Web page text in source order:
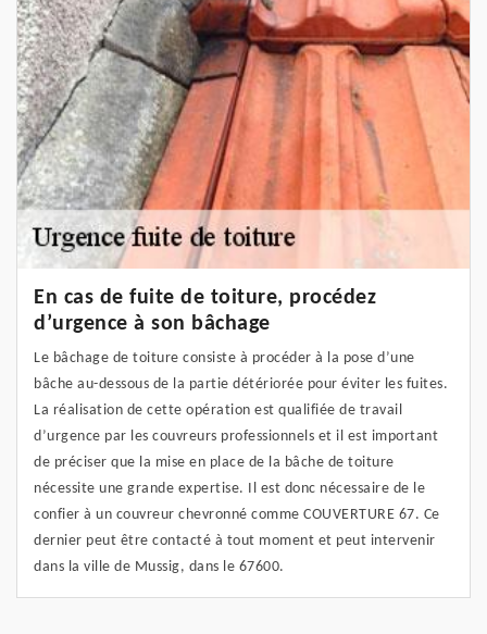
En cas de fuite de toiture, procédez
d’urgence à son bâchage
Le bâchage de toiture consiste à procéder à la pose d’une
bâche au-dessous de la partie détériorée pour éviter les fuites.
La réalisation de cette opération est qualifiée de travail
d’urgence par les couvreurs professionnels et il est important
de préciser que la mise en place de la bâche de toiture
nécessite une grande expertise. Il est donc nécessaire de le
confier à un couvreur chevronné comme COUVERTURE 67. Ce
dernier peut être contacté à tout moment et peut intervenir
dans la ville de Mussig, dans le 67600.